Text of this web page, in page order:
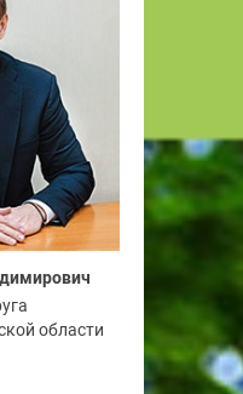
области